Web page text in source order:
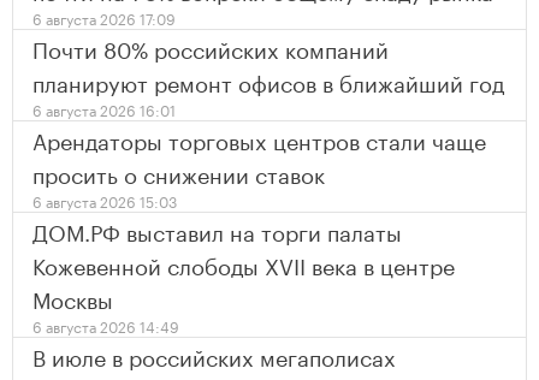
6 августа 2026 17:09
Почти 80% российских компаний
планируют ремонт офисов в ближайший год
6 августа 2026 16:01
Арендаторы торговых центров стали чаще
просить о снижении ставок
6 августа 2026 15:03
ДОМ.РФ выставил на торги палаты
Кожевенной слободы XVII века в центре
Москвы
6 августа 2026 14:49
В июле в российских мегаполисах